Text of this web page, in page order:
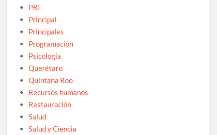
PRI
Principal
Principales
Programación
Psicología
Querétaro
Quintana Roo
Recursos humanos
Restauración
Salud
Salud y Ciencia